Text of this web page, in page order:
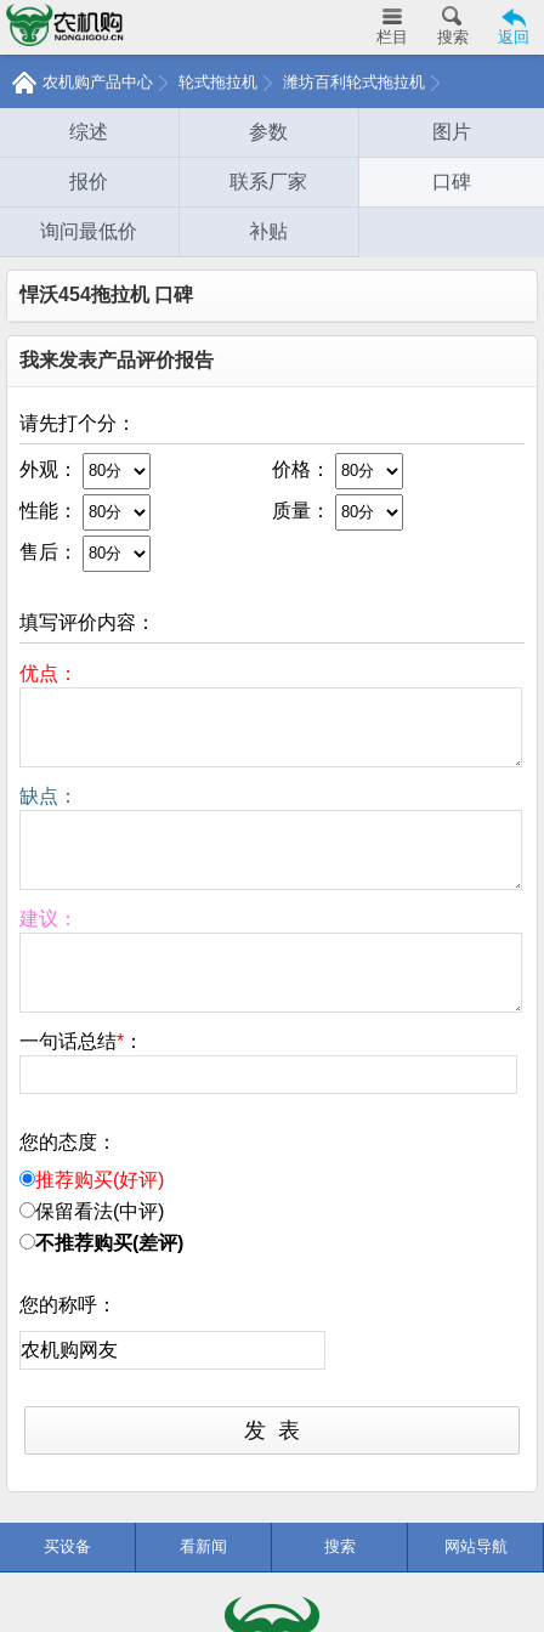
返回
搜索
栏目
农机购产品中心 轮式拖拉机 潍坊百利轮式拖拉机
综述 参数 图片
报价 联系厂家 口碑
询问最低价 补贴
悍沃454拖拉机 口碑
我来发表产品评价报告
请先打个分：
外观：
价格：
性能：
质量：
售后：
填写评价内容：
优点：
缺点：
建议：
一句话总结* ：
您的态度：
推荐购买(好评)
保留看法(中评)
不推荐购买(差评)
您的称呼：
买设备 看新闻 搜索 网站导航